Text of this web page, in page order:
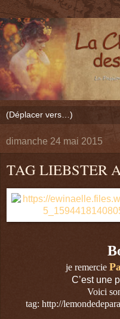
dimanche 24 mai 2015
TAG LIEBSTER
je remercie
C’est une
Voici
tag: http://